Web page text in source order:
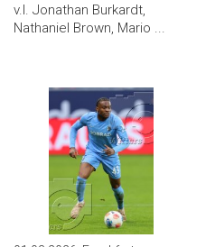
v.l. Jonathan Burkardt,
Nathaniel Brown, Mario ...